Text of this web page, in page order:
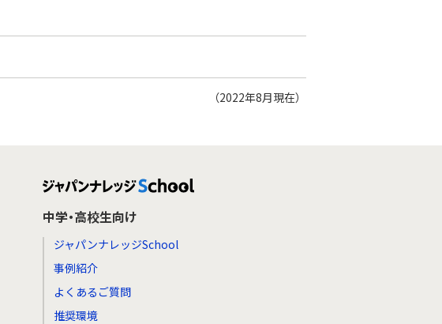
（2022年8月現在）
中学・高校生向け
ジャパンナレッジSchool
事例紹介
よくあるご質問
推奨環境